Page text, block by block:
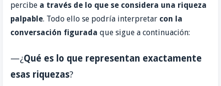
percibe a través de lo que se considera una riqueza
palpable. Todo ello se podría interpretar con la
conversación figurada que sigue a continuación:
—¿Qué es lo que representan exactamente
esas riquezas?